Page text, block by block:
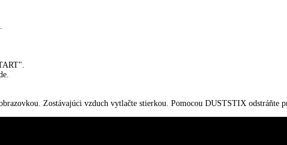
Zostávajúci vzduch vytlačte stierkou. Pomocou DUSTSTIX odstráňte